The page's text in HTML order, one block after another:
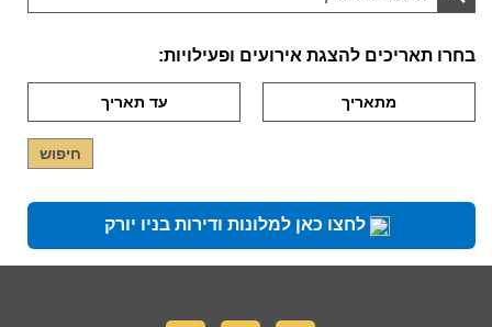
בחרו תאריכים להצגת אירועים ופעילויות:
לחצו כאן למלונות ודירות בניו יורק